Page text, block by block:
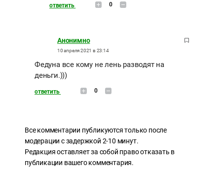
ответить 0
Анонимно
10 апреля 2021 в 23:14
Федуна все кому не лень разводят на
деньги.)))
ответить 0
Все комментарии публикуются только после
модерации с задержкой 2-10 минут.
Редакция оставляет за собой право отказать в
публикации вашего комментария.